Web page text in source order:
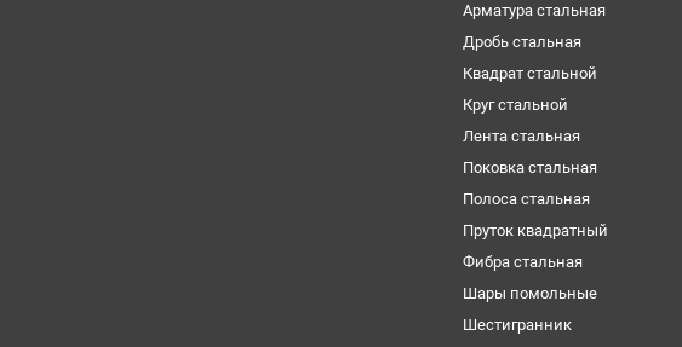
Арматура стальная
Дробь стальная
Квадрат стальной
Круг стальной
Лента стальная
Поковка стальная
Полоса стальная
Пруток квадратный
Фибра стальная
Шары помольные
Шестигранник